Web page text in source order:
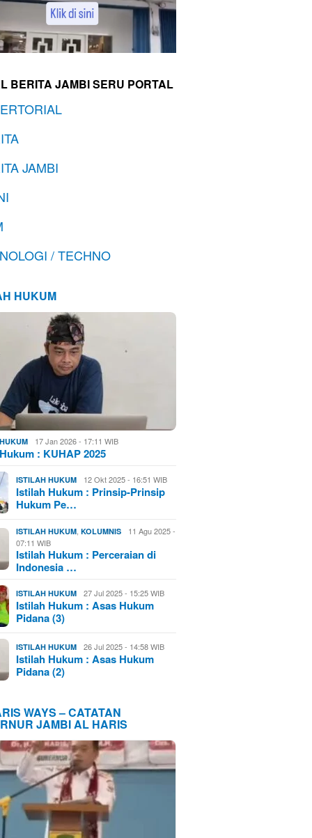
BERITA JAMBI SERU PORTAL
JAMBI
/ TECHNO
HUKUM
17 Jan 2026 - 17:11 WIB
: KUHAP 2025
ISTILAH HUKUM 12 Okt 2025 - 16:51 WIB
Istilah Hukum : Prinsip-Prinsip
Hukum Pe…
ISTILAH HUKUM ,KOLUMNIS
11 Agu 2025 -
07:11 WIB
Istilah Hukum : Perceraian di
Indonesia …
ISTILAH HUKUM 27 Jul 2025 - 15:25 WIB
Istilah Hukum : Asas Hukum
Pidana (3)
ISTILAH HUKUM 26 Jul 2025 - 14:58 WIB
Istilah Hukum : Asas Hukum
Pidana (2)
WAYS – CATATAN
JAMBI AL HARIS